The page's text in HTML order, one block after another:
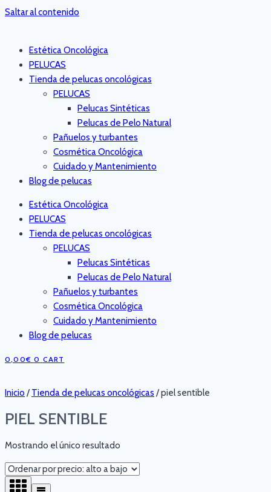
Saltar al contenido
Estética Oncológica
PELUCAS
Tienda de pelucas oncológicas
PELUCAS
Pelucas Sintéticas
Pelucas de Pelo Natural
Pañuelos y turbantes
Cosmética Oncológica
Cuidado y Mantenimiento
Blog de pelucas
Estética Oncológica
PELUCAS
Tienda de pelucas oncológicas
PELUCAS
Pelucas Sintéticas
Pelucas de Pelo Natural
Pañuelos y turbantes
Cosmética Oncológica
Cuidado y Mantenimiento
Blog de pelucas
0,00€ 0 CART
Inicio / Tienda de pelucas oncológicas /piel sentible
PIEL SENTIBLE
Mostrando el único resultado